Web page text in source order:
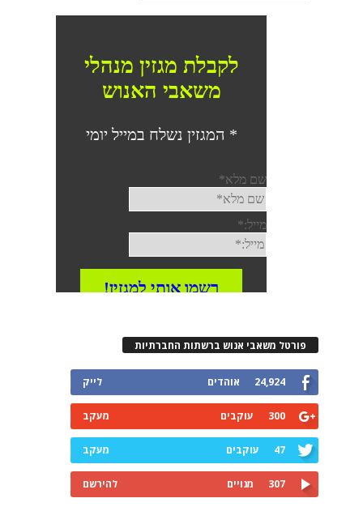
פורטל משאבי אנוש ברשתות החברתיות
24,924 אוהדים לייק
300 עוקבים מעקב
47 עוקבים מעקב
307 מנויים להירשם